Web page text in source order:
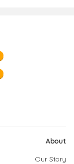
About
Our Story